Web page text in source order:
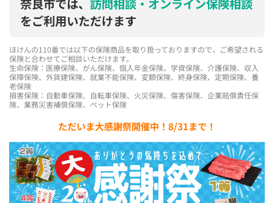
奈良市では、訪問相談・オンライン保険相談
をご利用いただけます
ほけんの110番では以下の保険商品を取り扱っておりますので、ご希望される
保険と合わせてご相談いただけます。
生命保険：医療保険、がん保険、個人年金保険、学資保険、介護保険、収入
保障保険、外貨建保険、就業不能保険、変額保険、終身保険、定期保険、養
老保険
損害保険：自動車保険、自転車保険、火災保険、傷害保険、企業賠償責任保
険、業務災害補償保険、ペット保険
ただいま大感謝祭開催中！8/31まで！